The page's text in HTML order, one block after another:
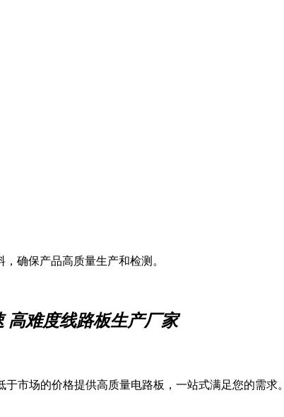
确保产品高质量生产和检测。
高难度线路板生产厂家
市场的价格提供高质量电路板，一站式满足您的需求。